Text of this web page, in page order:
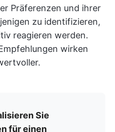
Präferenzen und ihrer
zu identifizieren,
reagieren werden.
wirken
Sie
für einen